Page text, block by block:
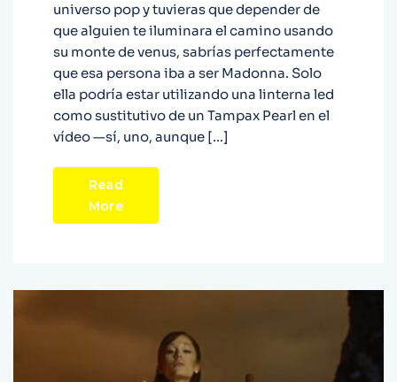
universo pop y tuvieras que depender de
que alguien te iluminara el camino usando
su monte de venus, sabrías perfectamente
que esa persona iba a ser Madonna. Solo
ella podría estar utilizando una linterna led
como sustitutivo de un Tampax Pearl en el
vídeo —sí, uno, aunque […]
Read
More